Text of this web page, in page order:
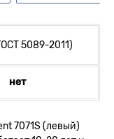
5089-2011)
нет
7071S (левый)